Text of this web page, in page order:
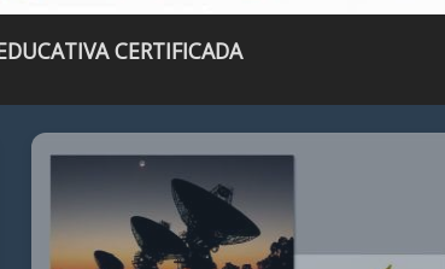
CERTIFICADA